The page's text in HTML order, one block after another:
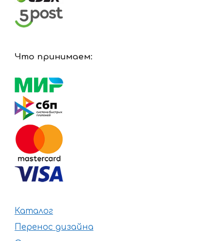
Что принимаем:
Каталог
Перенос дизайна